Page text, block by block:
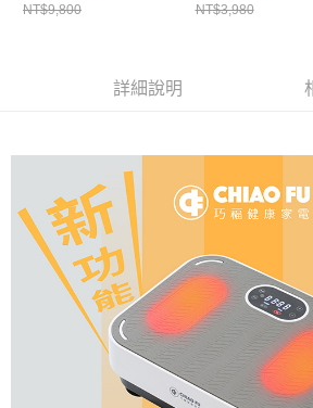
２．關於個人資料處理事宜，請瀏覽以下網址：
恩沛科技股份有限公司將有權停止該用戶之使用
NT$9,800 NT$3,980
詳細說明